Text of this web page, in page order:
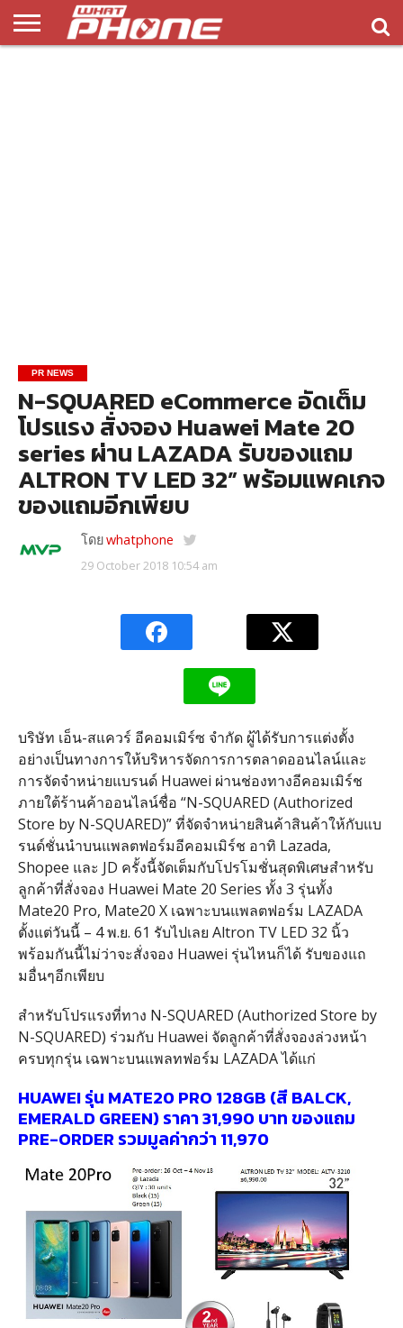
PR NEWS
N-SQUARED eCommerce อัดเต็ม
โปรแรง สั่งจอง Huawei Mate 20
series ผ่าน LAZADA รับของแถม
ALTRON TV LED 32” พร้อมแพคเกจ
ของแถมอีกเพียบ
โดยwhatphone
29 October 2018 10:54 am
บริษัท เอ็น-สแควร์ อีคอมเมิร์ซ จำกัด ผู้ได้รับการแต่งตั้ง
อย่างเป็นทางการให้บริหารจัดการการตลาดออนไลน์และ
การจัดจำหน่ายแบรนด์ Huawei ผ่านช่องทางอีคอมเมิร์ช
ภายใต้ร้านค้าออนไลน์ชื่อ “N-SQUARED (Authorized
Store by N-SQUARED)” ที่จัดจำหน่ายสินค้าสินค้าให้กับแบ
รนด์ชั่นนำบนแพลตฟอร์มอีคอมเมิร์ช อาทิ Lazada,
Shopee และ JD ครั้งนี้จัดเต็มกับโปรโมชั่นสุดพิเศษสำหรับ
ลูกค้าที่สั่งจอง Huawei Mate 20 Series ทั้ง 3 รุ่นทั้ง
Mate20 Pro, Mate20 X เฉพาะบนแพลตฟอร์ม LAZADA
ตั้งแต่วันนี้ – 4 พ.ย. 61 รับไปเลย Altron TV LED 32 นิ้ว
พร้อมกันนี้ไม่ว่าจะสั่งจอง Huawei รุ่นไหนก็ได้ รับของแถ
มอื่นๆอีกเพียบ
สำหรับโปรแรงที่ทาง N-SQUARED (Authorized Store by
N-SQUARED) ร่วมกับ Huawei จัดลูกค้าที่สั่งจองล่วงหน้า
ครบทุกรุ่น เฉพาะบนแพลทฟอร์ม LAZADA ได้แก่
HUAWEI รุ่น MATE20 PRO 128GB (สี BALCK,
EMERALD GREEN) ราคา 31,990 บาท ของแถม
PRE-ORDER รวมมูลค่ากว่า 11,970